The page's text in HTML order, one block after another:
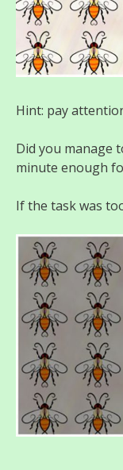
Hint: pay
Did you manage
minute enough
If the task was